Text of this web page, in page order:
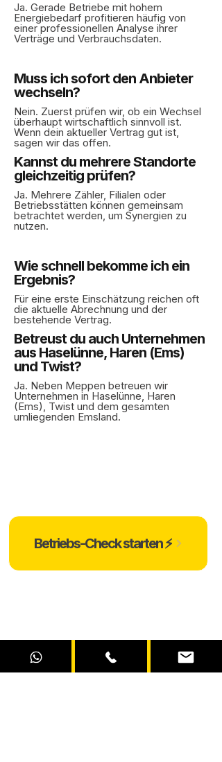
Betriebs-Check starten ⚡️
Ja. Gerade Betriebe mit hohem
Energiebedarf profitieren häufig von
einer professionellen Analyse ihrer
Verträge und Verbrauchsdaten.
Muss ich sofort den Anbieter
wechseln?
Nein. Zuerst prüfen wir, ob ein Wechsel
überhaupt wirtschaftlich sinnvoll ist.
Wenn dein aktueller Vertrag gut ist,
sagen wir das offen.
Kannst du mehrere Standorte
gleichzeitig prüfen?
Ja. Mehrere Zähler, Filialen oder
Betriebsstätten können gemeinsam
betrachtet werden, um Synergien zu
nutzen.
Wie schnell bekomme ich ein
Ergebnis?
Für eine erste Einschätzung reichen oft
die aktuelle Abrechnung und der
bestehende Vertrag.
Betreust du auch Unternehmen
aus Haselünne, Haren (Ems)
und Twist?
Ja. Neben Meppen betreuen wir
Unternehmen in Haselünne, Haren
(Ems), Twist und dem gesamten
umliegenden Emsland.